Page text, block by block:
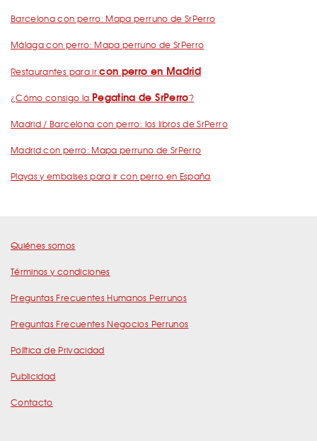
Barcelona con perro: Mapa perruno de SrPerro
Málaga con perro: Mapa perruno de SrPerro
Restaurantes para ircon perro en Madrid
¿Cómo consigo la Pegatina de SrPerro?
Madrid / Barcelona con perro: los libros de SrPerro
Madrid con perro: Mapa perruno de SrPerro
Playas y embalses para ir con perro en España
Quiénes somos
Términos y condiciones
Preguntas Frecuentes Humanos Perrunos
Preguntas Frecuentes Negocios Perrunos
Política de Privacidad
Publicidad
Contacto